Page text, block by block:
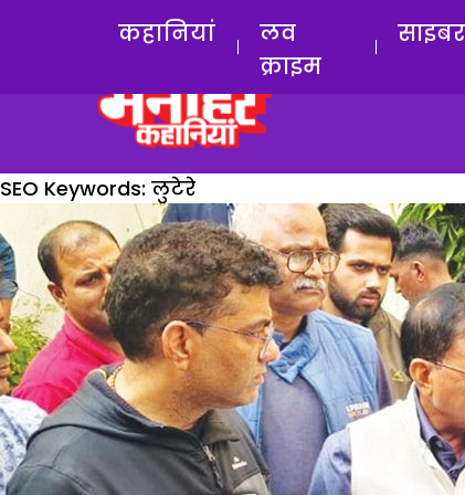
कहानियां
लव
क्राइम
साइबर
SEO Keywords: लुटेरे